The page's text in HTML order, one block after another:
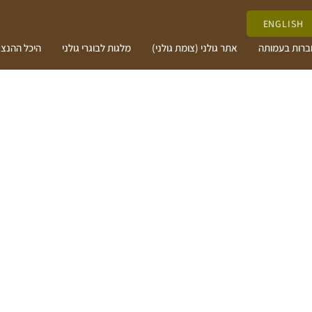
בעמותה אתר גולני (צומת גולני) מלגות לבוגרי גולני היכל
ENGLISH